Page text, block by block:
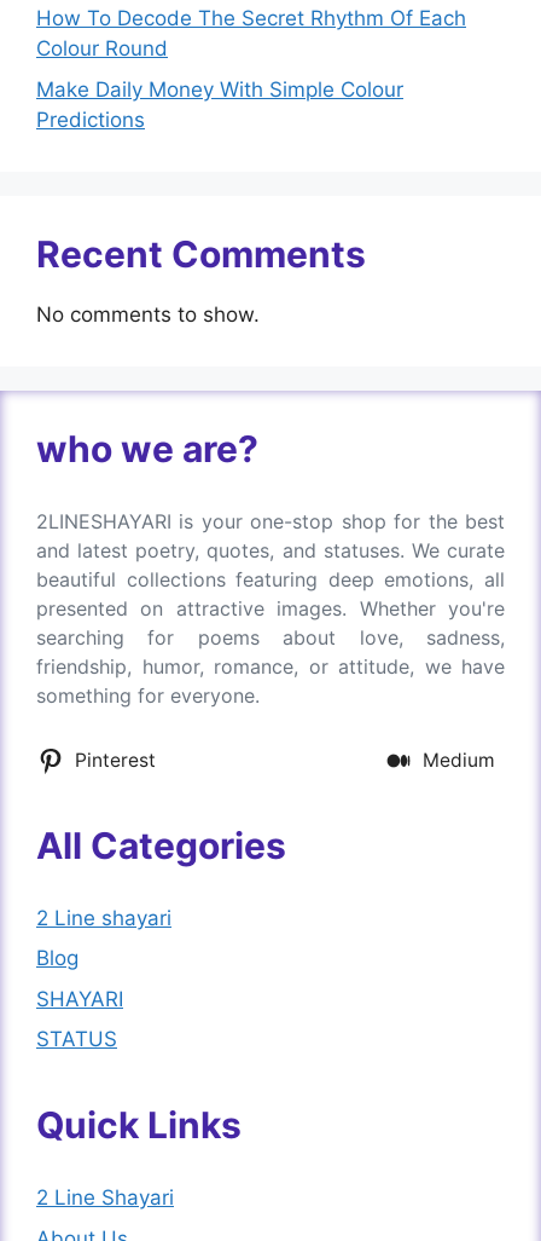
How To Decode The Secret Rhythm Of Each
Colour Round
Make Daily Money With Simple Colour
Predictions
Recent Comments
No comments to show.
who we are?
2LINESHAYARI is your one-stop shop for the best
and latest poetry, quotes, and statuses. We curate
beautiful collections featuring deep emotions, all
presented on attractive images. Whether you're
searching for poems about love, sadness,
friendship, humor, romance, or attitude, we have
something for everyone.
Pinterest Medium
All Categories
2 Line shayari
Blog
SHAYARI
STATUS
Quick Links
2 Line Shayari